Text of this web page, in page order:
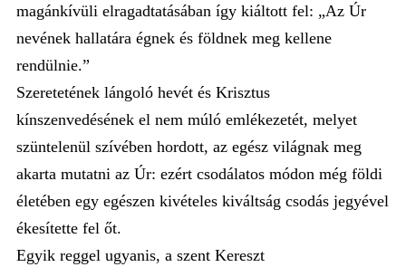
magánkívüli elragadtatásában így kiáltott fel: „Az Úr
nevének hallatára égnek és földnek meg kellene
rendülnie.”
Szeretetének lángoló hevét és Krisztus
kínszenvedésének el nem múló emlékezetét, melyet
szüntelenül szívében hordott, az egész világnak meg
akarta mutatni az Úr: ezért csodálatos módon még földi
életében egy egészen kivételes kiváltság csodás jegyével
ékesítette fel őt.
Egyik reggel ugyanis, a szent Kereszt